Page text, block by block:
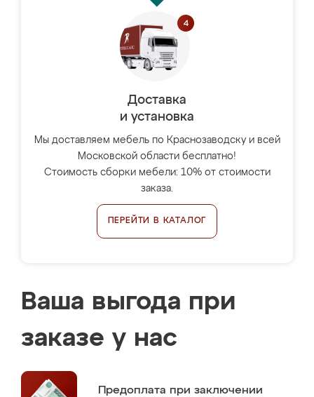
Доставка
и установка
Мы доставляем мебель по Краснозаводску и всей
Московской области бесплатно!
Стоимость сборки мебели: 10% от стоимости
заказа.
ПЕРЕЙТИ В КАТАЛОГ
Ваша выгода при
заказе у нас
Предоплата при заключении